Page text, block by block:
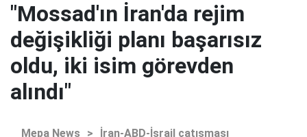
"Mossad'ın İran'da rejim
değişikliği planı başarısız
oldu, iki isim görevden
alındı"
Mepa News > İran-ABD-İsrail çatışması